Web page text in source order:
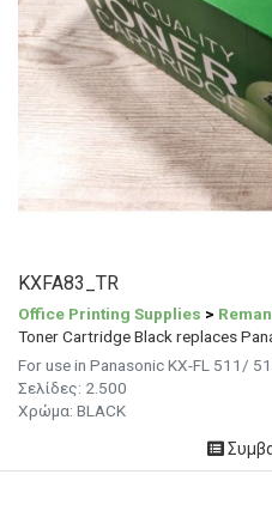
KXFA83_TR
Office Printing Supplies >
Toner Cartridge Black replaces
For use in Panasonic KX-FL 511/
Σελίδες: 2.500
Χρώμα: BLACK